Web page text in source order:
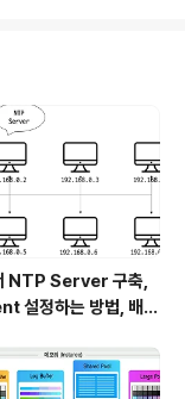
가 하나라도
meth..
NTP Server 구축,
설정하는 방법, 배치
기화하는 요구사항 처